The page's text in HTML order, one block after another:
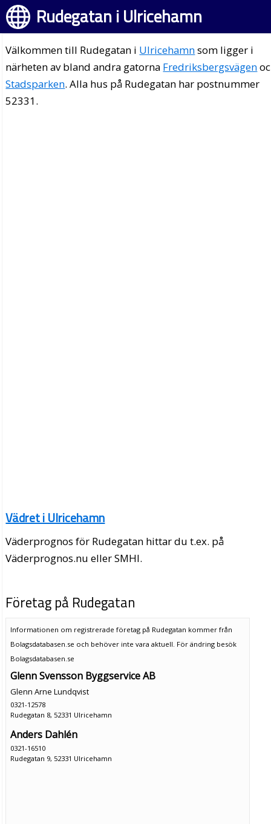
Rudegatan i Ulricehamn
Välkommen till Rudegatan i Ulricehamnsom ligger i
närheten av bland andra gatorna Fredriksbergsvägen
Stadsparken. Alla hus på Rudegatan har postnummer
52331.
Vädret i Ulricehamn
Väderprognos för Rudegatan hittar du t.ex. på
Väderprognos.nu eller SMHI.
Företag på Rudegatan
Informationen om registrerade företag på Rudegatan kommer från
Bolagsdatabasen.se och behöver inte vara aktuell. För ändring besök
Bolagsdatabasen.se
Glenn Svensson Byggservice AB
Glenn Arne Lundqvist
0321-12578
Rudegatan 8, 52331 Ulricehamn
Anders Dahlén
0321-16510
Rudegatan 9, 52331 Ulricehamn